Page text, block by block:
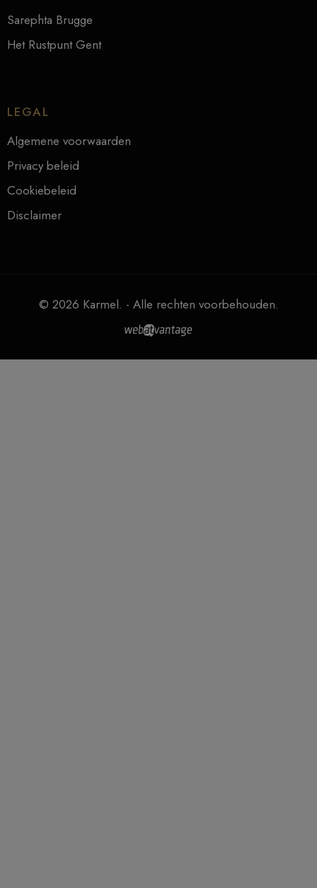
Sarephta Brugge
Het Rustpunt Gent
LEGAL
Algemene voorwaarden
Privacy beleid
Cookiebeleid
Disclaimer
© 2026 Karmel. - Alle rechten voorbehouden.